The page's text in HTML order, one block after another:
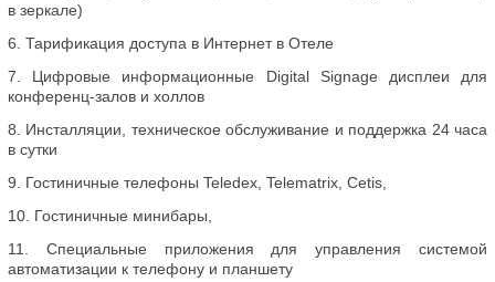
в зеркале)
Тарификация доступа в Интернет в Отеле
Цифровые информационные Digital Signage дисплеи для
конференц-залов и холлов
Инсталляции, техническое обслуживание и поддержка 24 часа
в сутки
Гостиничные телефоны Teledex, Telematrix, Cetis,
Гостиничные минибары,
Специальные приложения для управления системой
автоматизации к телефону и планшету